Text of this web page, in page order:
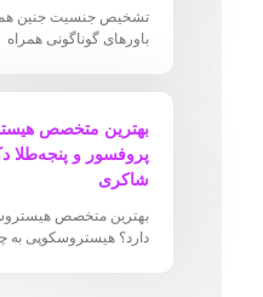
تشخیص جنسیت جنین
باورهای گوناگونی همراه
بهترین متخصص
پروفسور و پنجه‌طلا
شاکری
بهترین متخصص
دارد؟ هیستروسکوپی به